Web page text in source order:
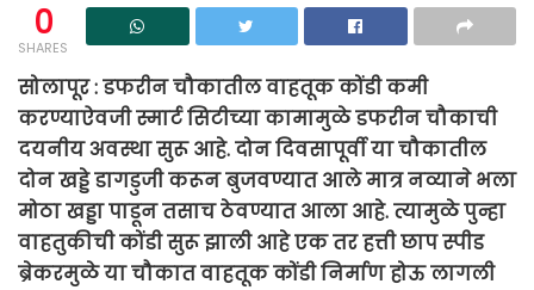
0
SHARES
सोलापूर : डफरीन चौकातील वाहतूक कोंडी कमी
करण्याऐवजी स्मार्ट सिटीच्या कामामुळे डफरीन चौकाची
दयनीय अवस्था सुरू आहे. दोन दिवसापूर्वी या चौकातील
दोन खड्डे डागडुजी करून बुजवण्यात आले मात्र नव्याने भला
मोठा खड्डा पाडून तसाच ठेवण्यात आला आहे. त्यामुळे पुन्हा
वाहतुकीची कोंडी सुरू झाली आहे एक तर हत्ती छाप स्पीड
ब्रेकरमुळे या चौकात वाहतूक कोंडी निर्माण होऊ लागली